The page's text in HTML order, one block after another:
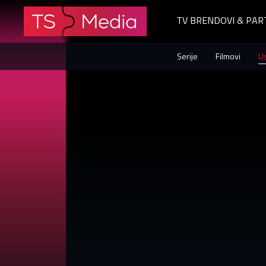
TV BRENDOVI &
Serije Filmovi